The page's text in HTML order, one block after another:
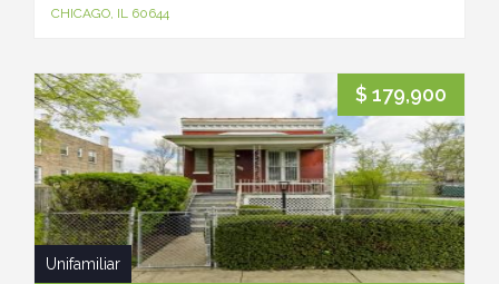
CHICAGO, IL 60644
$ 179,900
Unifamiliar